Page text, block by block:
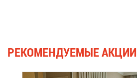
РЕ­КО­МЕН­ДУ­Е­МЫЕ АК­ЦИИ